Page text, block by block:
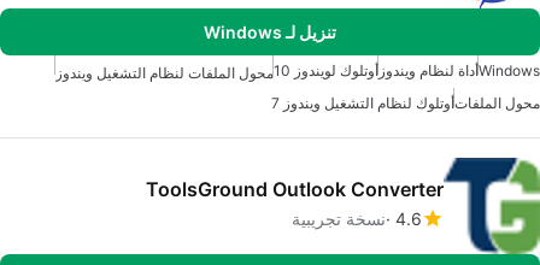
تنزيل لـ Windows
Windowsأداة لنظام ويندوز أوتلوك لويندوز 10
محول الملفات لنظام التشغيل ويندوز
محول الملفاتأوتلوك لنظام التشغيل ويندوز 7
ToolsGround Outlook Converter
4.6 نسخة تجريبية